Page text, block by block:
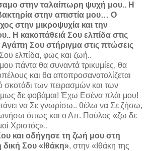
στην ταλαίπωρη ψυχή μου.. Η
στην απιστία μου… Ο
στην μικροψυχία και την
Η κακοπάθειά Σου ελπίδα στις
Σου στήριγμα στις πτώσεις
ελπίδα, φως και ζωή..
πάντα θα συναντά τρικυμίες, θα
και θα αποπροσανατολίζεται
σκοτάδι των πειρασμών και των
δε φοβάμαι! Έχω Εσένα πλάι μου!
να Σε γνωρίσω.. θέλω να Σε ζήσω,
όπως και ο Απ. Παύλος «ζω δε
Χριστός»..
και οδήγησε τη ζωή μου στη
δική Σου «Ιθάκη», στην «Ιθάκη της